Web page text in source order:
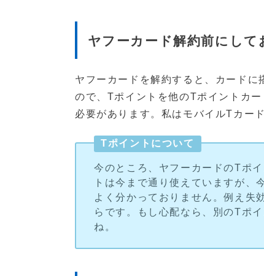
ヤフーカード解約前にして
ヤフーカードを解約すると、カード
ので、Tポイントを他のTポイントカ
必要があります。私はモバイルTカー
Tポイントについて
今のところ、ヤフーカードのTポ
トは今まで通り使えていますが、
よく分かっておりません。例え失
らです。もし心配なら、別のTポ
ね。